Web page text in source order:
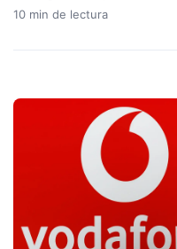
10 min de lectura